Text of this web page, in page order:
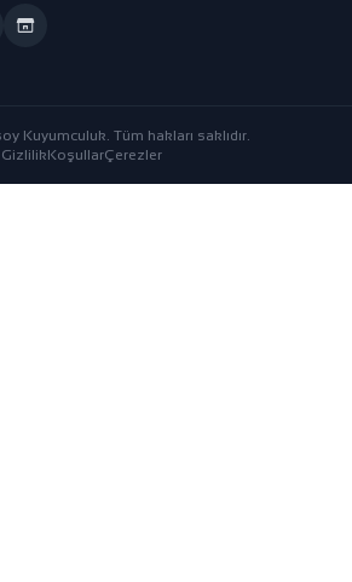
Kuyumculuk. Tüm hakları saklıdır.
GizlilikKoşullarÇerezler